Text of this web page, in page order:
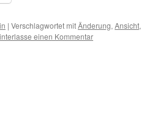
| Verschlagwortet mitÄnderung, Ansicht,
einen Kommentar